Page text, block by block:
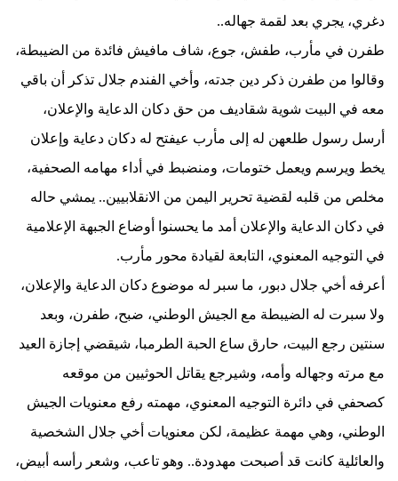
دغري، يجري بعد لقمة جهاله..
طفرن في مأرب، طفش، جوع، شاف مافيش فائدة من الضيبطة،
وقالوا من طفرن ذكر دين جدته، وأخي الفندم جلال تذكر أن باقي
معه في البيت شوية شقاديف من حق دكان الدعاية والإعلان،
أرسل رسول طلعهن له إلى مأرب عيفتح له دكان دعاية وإعلان
يخط ويرسم ويعمل ختومات، ومنضبط في أداء مهامه الصحفية،
مخلص من قلبه لقضية تحرير اليمن من الانقلابيين.. يمشي حاله
في دكان الدعاية والإعلان أمد ما يحسنوا أوضاع الجبهة الإعلامية
في التوجيه المعنوي، التابعة لقيادة محور مأرب.
أعرفه أخي جلال دبور، ما سبر له موضوع دكان الدعاية والإعلان،
ولا سبرت له الضيبطة مع الجيش الوطني، ضبح، طفرن، وبعد
سنتين رجع البيت، حارق ساع الحبة الطرمبا، شيقضي إجازة العيد
مع مرته وجهاله وأمه، وشيرجع يقاتل الحوثيين من موقعه
كصحفي في دائرة التوجيه المعنوي، مهمته رفع معنويات الجيش
الوطني، وهي مهمة عظيمة، لكن معنويات أخي جلال الشخصية
والعائلية كانت قد أصبحت مهدودة.. وهو تاعب، وشعر رأسه أبيض،